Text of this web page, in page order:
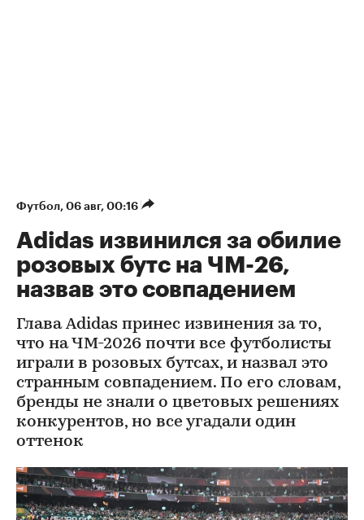
Футбол⁠, 06 авг, 00:16
Adidas извинился за обилие
розовых бутс на ЧМ-26,
назвав это совпадением
Глава Adidas принес извинения за то,
что на ЧМ-2026 почти все футболисты
играли в розовых бутсах, и назвал это
странным совпадением. По его словам,
бренды не знали о цветовых решениях
конкурентов, но все угадали один
оттенок